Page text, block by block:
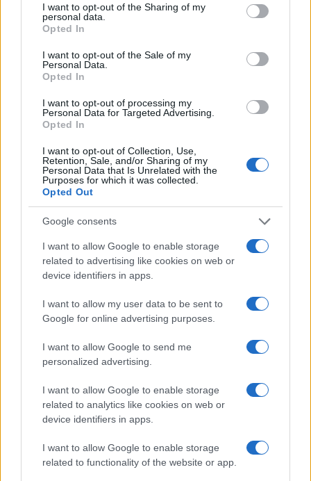
not limited to your visit or usage behaviour. You may click to
grant or deny consent to Google and its third-party tags to
use your data for below specified purposes in below Google
consent section.
I want to opt-out of the Sharing of my
personal data.
Opted In
I want to opt-out of the Sale of my
Personal Data.
Opted In
I want to opt-out of processing my
Personal Data for Targeted Advertising.
Opted In
I want to opt-out of Collection, Use,
Retention, Sale, and/or Sharing of my
Personal Data that Is Unrelated with the
Purposes for which it was collected.
Opted Out
Google consents
I want to allow Google to enable storage
related to advertising like cookies on web or
device identifiers in apps.
I want to allow my user data to be sent to
Google for online advertising purposes.
I want to allow Google to send me
personalized advertising.
I want to allow Google to enable storage
related to analytics like cookies on web or
device identifiers in apps.
I want to allow Google to enable storage
related to functionality of the website or app.
FINANZAS
Guía completa sobre tarjetas cripto: fees, cashback y seguridad
Diego Martín · 5 Ago 2026
COTIZACIONES CRYPTO
Nombre Precio
Bitcoin
(BTC)
$64,608.00
Ethereum
(ETH)
$1,903.18
BNB $593.80